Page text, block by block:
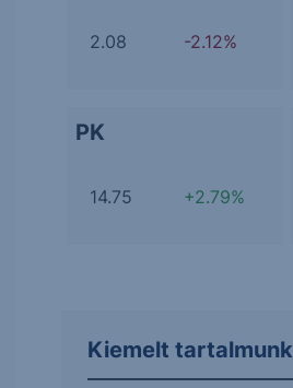
2.08 -2.12%
PK
14.75 +2.79%
Kiemelt tartalmunk